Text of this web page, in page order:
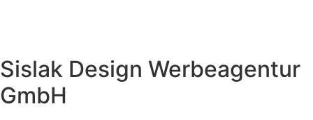
Sislak Design Werbeagentur
GmbH